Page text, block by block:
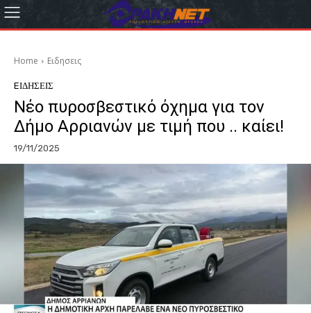
Home Eιδησεις
EΙΔΗΣΕΙΣ
Νέο πυροσβεστικό όχημα για τον
Δήμο Αρριανών με τιμή που .. καίει!
19/11/2025